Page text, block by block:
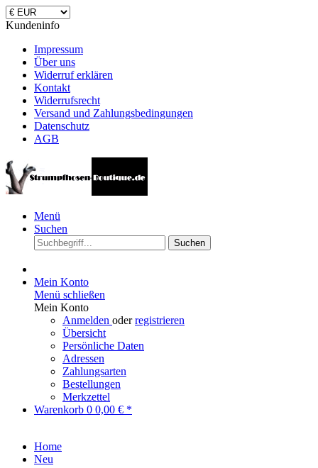
Kundeninfo
Impressum
Über uns
Widerruf erklären
Kontakt
Widerrufsrecht
Versand und Zahlungsbedingungen
Datenschutz
AGB
Menü
Suchen
Suchen
Mein Konto
Menü schließen
Mein Konto
Anmelden oderregistrieren
Übersicht
Persönliche Daten
Adressen
Zahlungsarten
Bestellungen
Merkzettel
Warenkorb 0 0,00 € *
Home
Neu